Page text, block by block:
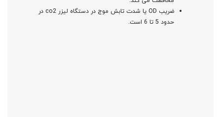
ضریب OD یا شدت تابش موج در دستگاه لیزر co2 در
حدود 5 تا 6 است.